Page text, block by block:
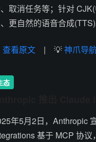
取消任务等；针对
更自然的语音合成(TTS)
查看原文 | 💡神爪导
态
年5月2日，Anthropic
基于 MCP 协